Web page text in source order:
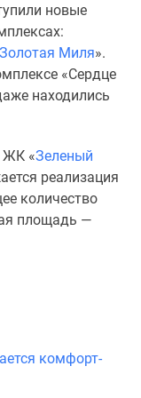
новые
Миля».
«Сердце
находились
ЖК «Зеленый
реализация
количество
площадь —
комфорт-